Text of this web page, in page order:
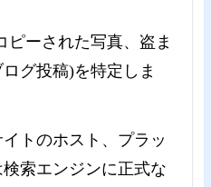
ピーされた写真、盗ま
グ投稿)を特定しま
トのホスト、プラッ
検索エンジンに正式な